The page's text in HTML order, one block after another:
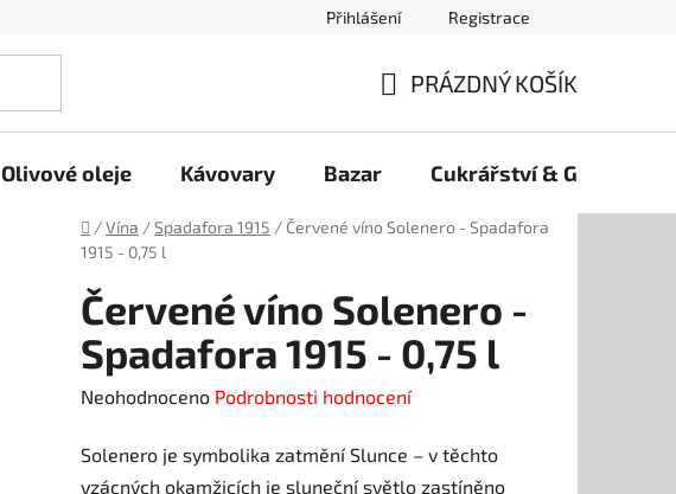
Přihlášení Registrace
KOŠÍK
PRÁZDNÝ KOŠÍK
Olivové oleje Kávovary Bazar Cukrářství & Gelato
Domů
/Vína /Spadafora 1915 / Červené víno Solenero - Spadafora
1915 - 0,75 l
Červené víno Solenero -
Spadafora 1915 - 0,75 l
Průměrné
produktu
Neohodnoceno Podrobnosti hodnocení
Solenero je symbolika zatmění Slunce – v těchto
vzácných okamžicích je sluneční světlo zastíněno